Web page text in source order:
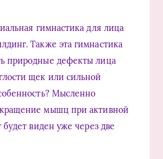
гимнастика для лица
Также эта гимнастика
природные дефекты лица
щек или сильной
Мысленно
мышц при активной
будет виден уже через две